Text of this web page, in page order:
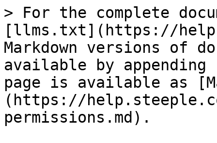
> For the complete
[llms.txt](https://
Markdown versions of
available by
page is available as
(https://
permissions.md).